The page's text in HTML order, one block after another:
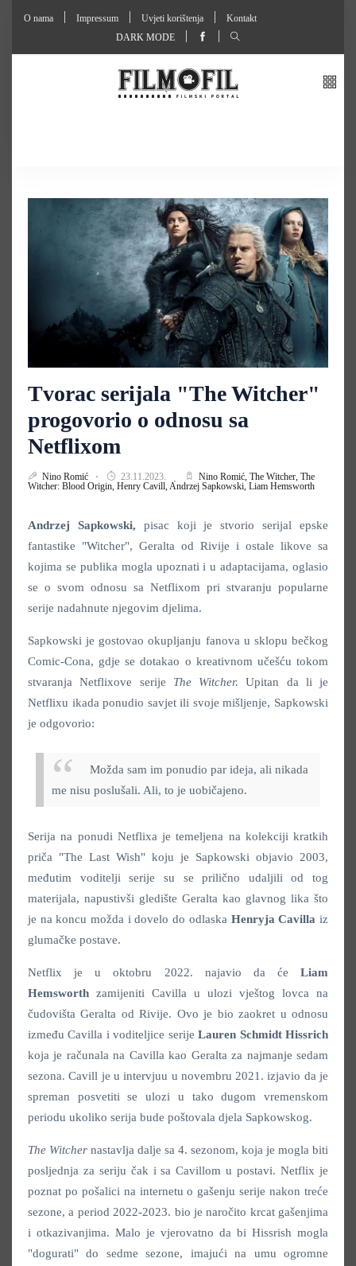
O nama Impressum Uvjeti korištenja
Kontakt
DARK MODE
Tvorac serijala "The Witcher"
progovorio o odnosu sa
Netflixom
Nino Romić 23.11.2023. Nino Romić, The Witcher, The
Witcher: Blood Origin, Henry Cavill, Andrzej Sapkowski, Liam Hemsworth
Andrzej Sapkowski, pisac koji je stvorio serijal epske
fantastike "Witcher", Geralta od Rivije i ostale likove sa
kojima se publika mogla upoznati i u adaptacijama, oglasio
se o svom odnosu sa Netflixom pri stvaranju popularne
serije nadahnute njegovim djelima.
Sapkowski je gostovao okupljanju fanova u sklopu bečkog
Comic-Cona, gdje se dotakao o kreativnom učešću tokom
stvaranja Netflixove serije The Witcher.Upitan da li je
Netflixu ikada ponudio savjet ili svoje mišljenje, Sapkowski
je odgovorio:
Možda sam im ponudio par ideja, ali nikada
me nisu poslušali. Ali, to je uobičajeno.
Serija na ponudi Netflixa je temeljena na kolekciji kratkih
priča "The Last Wish" koju je Sapkowski objavio 2003,
međutim voditelji serije su se prilično udaljili od tog
materijala, napustivši gledište Geralta kao glavnog lika što
je na koncu možda i dovelo do odlaska Henryja Cavillaiz
glumačke postave.
Netflix je u oktobru 2022. najavio da će Liam
Hemsworth zamijeniti Cavilla u ulozi vještog lovca na
čudovišta Geralta od Rivije. Ovo je bio zaokret u odnosu
između Cavilla i voditeljice serijeLauren Schmidt Hissrich
koja je računala na Cavilla kao Geralta za najmanje sedam
sezona. Cavill je u intervjuu u novembru 2021. izjavio da je
spreman posvetiti se ulozi u tako dugom vremenskom
periodu ukoliko serija bude poštovala djela Sapkowskog.
The Witcher nastavlja dalje sa 4. sezonom, koja je mogla biti
posljednja za seriju čak i sa Cavillom u postavi. Netflix je
poznat po pošalici na internetu o gašenju serije nakon treće
sezone, a period 2022-2023. bio je naročito krcat gašenjima
i otkazivanjima. Malo je vjerovatno da bi Hissrish mogla
"dogurati" do sedme sezone, imajući na umu ogromne